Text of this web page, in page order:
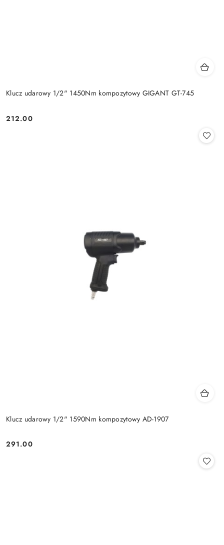
Klucz udarowy 1/2" 1450Nm kompozytowy GIGANT GT-745
Cena:
212.00
Klucz udarowy 1/2" 1590Nm kompozytowy AD-1907
Cena:
291.00